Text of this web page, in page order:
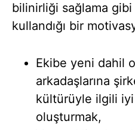
bilinirliği sağlama
kullandığı bir
Ekibe yeni dahil
arkadaşlarına
kültürüyle ilgili
oluşturmak,